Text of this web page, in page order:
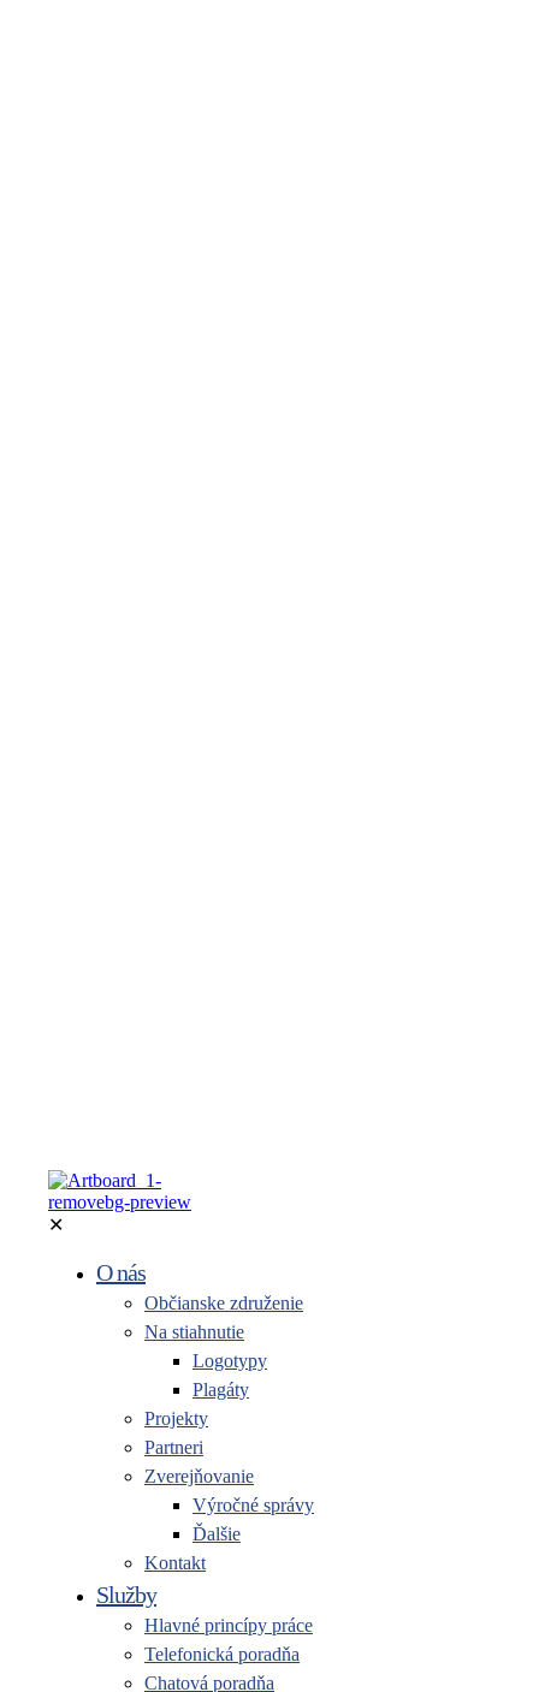
✕
O nás
Občianske združenie
Na stiahnutie
Logotypy
Plagáty
Projekty
Partneri
Zverejňovanie
Výročné správy
Ďalšie
Kontakt
Služby
Hlavné princípy práce
Telefonická poradňa
Chatová poradňa